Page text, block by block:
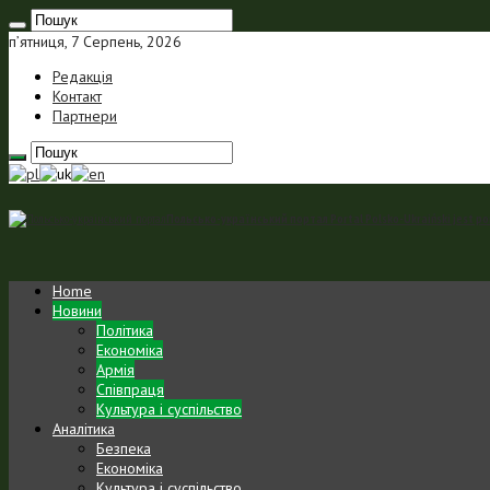
п’ятниця, 7 Серпень, 2026
Редакція
Контакт
Партнери
Home
Новини
Політика
Економіка
Армія
Співпраця
Культура і суспільство
Аналітика
Безпека
Економіка